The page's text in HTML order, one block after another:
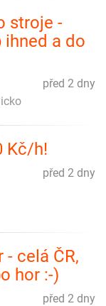
stroje -
ihned a do
před 2 dny
Kč/h!
před 2 dny
celá ČR,
hor :-)
před 2 dny